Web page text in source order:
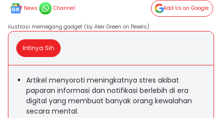
News Channel Add Us on Google
ilustrasi memegang gadget (by Alex Green on Pexels)
Intinya Sih
Artikel menyoroti meningkatnya stres akibat
paparan informasi dan notifikasi berlebih di era
digital yang membuat banyak orang kewalahan
secara mental.